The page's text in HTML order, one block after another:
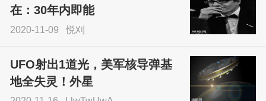
sskfn
在：30年内即能
2020-11-09 悦刈
UFO射出1道光，美军核导弹基
地全失灵！外星